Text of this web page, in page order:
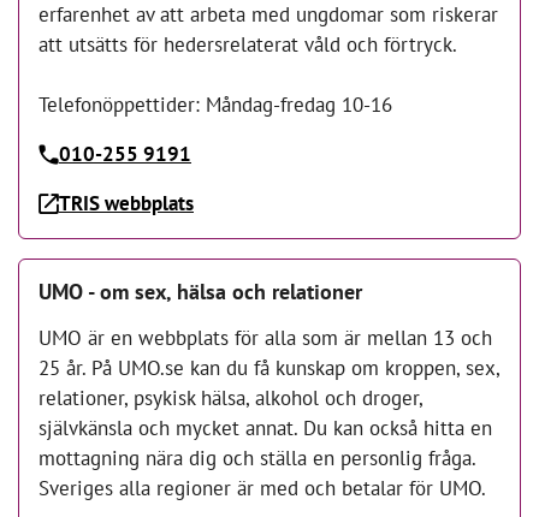
erfarenhet av att arbeta med ungdomar som riskerar
att utsätts för hedersrelaterat våld och förtryck.
Telefonöppettider: Måndag-fredag 10-16
010-255 9191
TRIS webbplats
UMO - om sex, hälsa och relationer
UMO är en webbplats för alla som är mellan 13 och
25 år. På UMO.se kan du få kunskap om kroppen, sex,
relationer, psykisk hälsa, alkohol och droger,
självkänsla och mycket annat. Du kan också hitta en
mottagning nära dig och ställa en personlig fråga.
Sveriges alla regioner är med och betalar för UMO.